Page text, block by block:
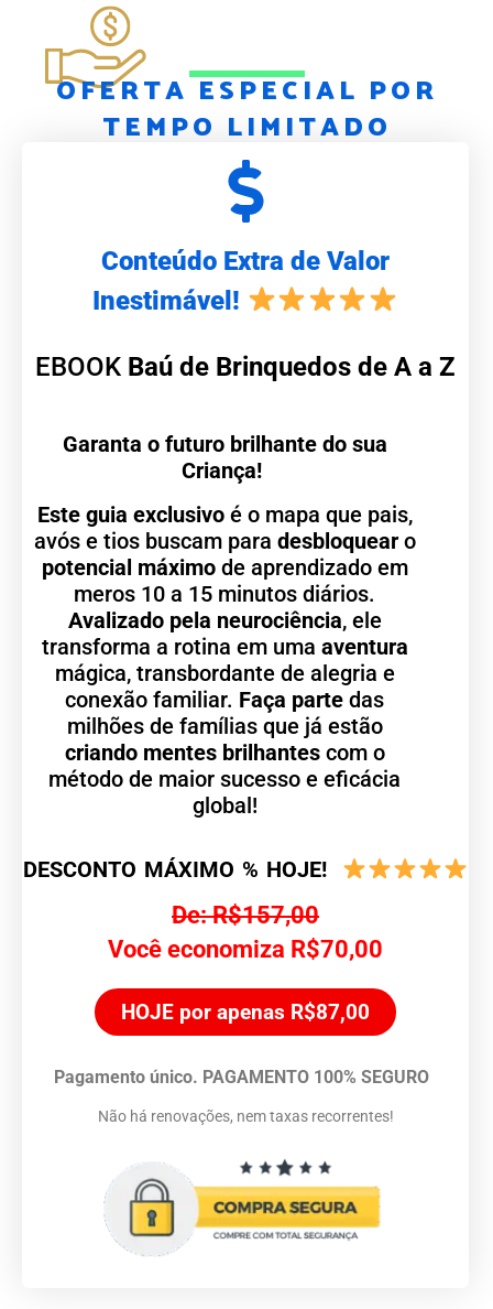
OFERTA ESPECIAL POR
TEMPO LIMITADO
Conteúdo Extra de Valor
Inestimável!
EBOOK Baú de Brinquedos de A a Z
Garanta o futuro brilhante do sua
Criança!
Este guia exclusivoé o mapa que pais,
avós e tios buscam para desbloquearo
potencial máximode aprendizado em
meros 10 a 15 minutos diários.
Avalizado pela neurociência, ele
transforma a rotina em uma aventura
mágica, transbordante de alegria e
conexão familiar. Faça parte das
milhões de famílias que já estão
criando mentes brilhantescom o
método de maior sucesso e eficácia
global!
DESCONTO MÁXIMO % HOJE!
De: R$157,00
Você economiza R$70,00
HOJE por apenas R$87,00
Pagamento único. PAGAMENTO 100% SEGURO
Não há renovações, nem taxas recorrentes!